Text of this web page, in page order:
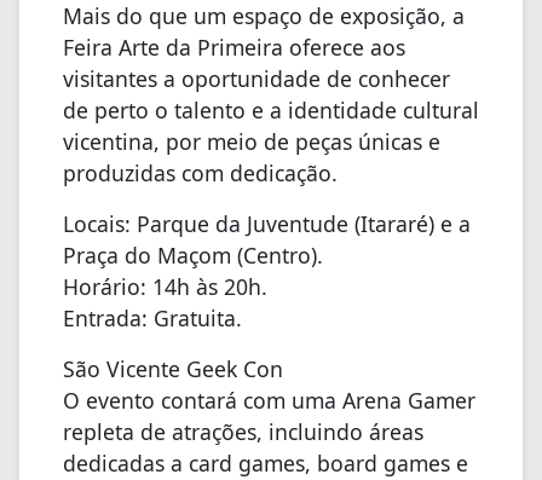
Mais do que um espaço de exposição, a
Feira Arte da Primeira oferece aos
visitantes a oportunidade de conhecer
de perto o talento e a identidade cultural
vicentina, por meio de peças únicas e
produzidas com dedicação.
Locais: Parque da Juventude (Itararé) e a
Praça do Maçom (Centro).
Horário: 14h às 20h.
Entrada: Gratuita.
São Vicente Geek Con
O evento contará com uma Arena Gamer
repleta de atrações, incluindo áreas
dedicadas a card games, board games e